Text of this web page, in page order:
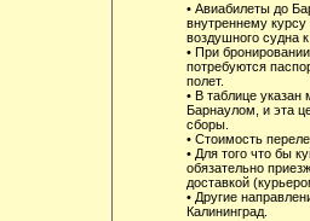
• Авиабилеты до
внутреннему
воздушного судна
• При
потребуются
полет.
• В таблице
Барнаулом, и эта
сборы.
• Стоимость
• Для того что бы
обязательно
доставкой
• Другие
Калининград.